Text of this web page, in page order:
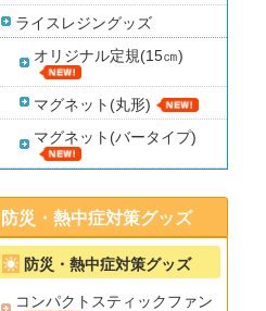
ライスレジングッズ
オリジナル定規(15㎝)
マグネット(丸形)
マグネット(バータイプ)
防災・熱中症対策グッズ
防災・熱中症対策グッズ
コンパクトスティックファン